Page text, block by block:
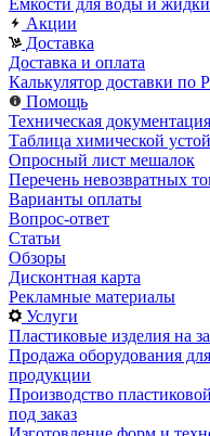
Емкости для воды и
Акции
Доставка
Доставка и оплата
Калькулятор доставки по
Помощь
Техническая документация
Таблица химической
Опросный лист мешалок
Перечень невозвратных
Варианты оплаты
Вопрос-ответ
Статьи
Обзоры
Дисконтная карта
Рекламные материалы
Услуги
Пластиковые изделия на
Продажа оборудования
продукции
Производство
под заказ